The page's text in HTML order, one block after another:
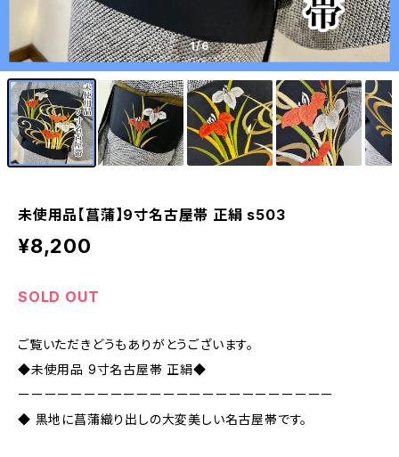
1/6
未使用品【菖蒲】9寸名古屋帯 正絹 s503
¥8,200
SOLD OUT
ご覧いただきどうもありがとうございます。
◆未使用品 9寸名古屋帯 正絹◆
ーーーーーーーーーーーーーーーーーーーーーーーー
◆ 黒地に菖蒲織り出しの大変美しい名古屋帯です。